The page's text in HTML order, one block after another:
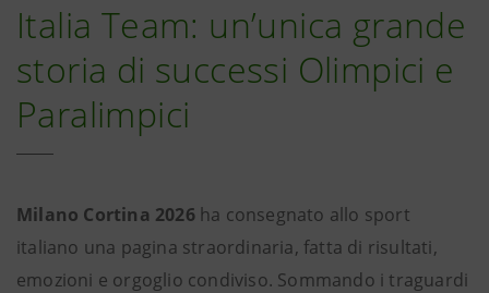
Italia Team: un’unica grande
storia di successi Olimpici e
Paralimpici
Milano Cortina 2026ha consegnato allo sport
italiano una pagina straordinaria, fatta di risultati,
emozioni e orgoglio condiviso. Sommando i traguardi